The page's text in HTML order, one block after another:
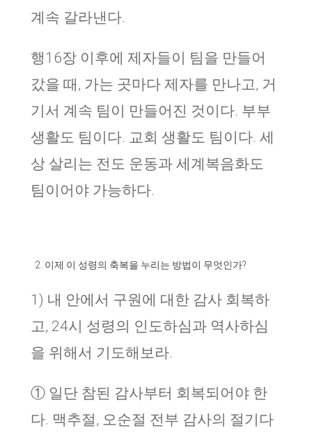
계속 갈라낸다.
행16장 이후에 제자들이 팀을 만들어
갔을 때, 가는 곳마다 제자를 만나고, 거
기서 계속 팀이 만들어진 것이다. 부부
생활도 팀이다. 교회 생활도 팀이다. 세
상 살리는 전도 운동과 세계복음화도
팀이어야 가능하다.
이제 이 성령의 축복을 누리는 방법이 무엇인가?
1) 내 안에서 구원에 대한 감사 회복하
고, 24시 성령의 인도하심과 역사하심
을 위해서 기도해보라.
① 일단 참된 감사부터 회복되어야 한
다. 맥추절, 오순절 전부 감사의 절기다